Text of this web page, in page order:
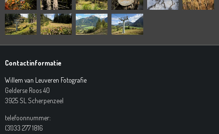
Contactinformatie
Willem van Leuveren Fotografie
Gelderse Roos 40
3925 SL Scherpenzeel
telefoonnummer:
(31)33 277 1816